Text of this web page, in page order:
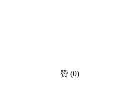
赞 (0)